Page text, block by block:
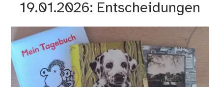
19.01.2026: Entscheidungen